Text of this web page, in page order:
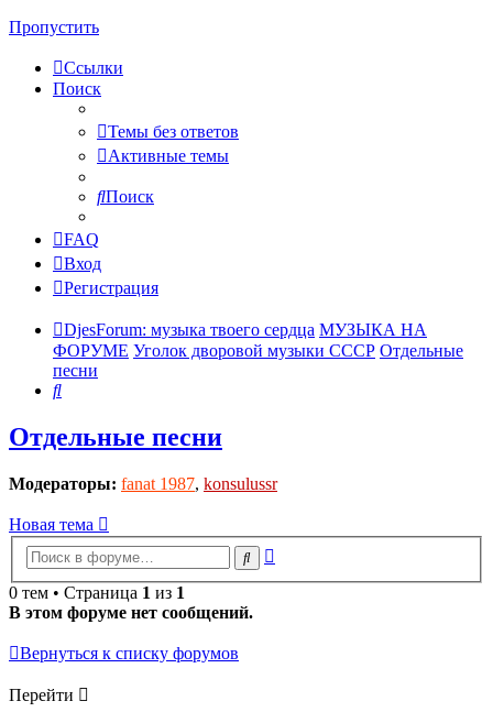
Пропустить
Ссылки
Поиск
Темы без ответов
Активные темы
Поиск
FAQ
Вход
Регистрация
DjesForum: музыка твоего сердца МУЗЫКА НА
ФОРУМЕ Уголок дворовой музыки СССР Отдельные
песни
Поиск
Отдельные песни
Модераторы: fanat 1987, konsulussr
Новая тема
Поиск
0 тем • Страница 1 из 1
В этом форуме нет сообщений.
Вернуться к списку форумов
Перейти